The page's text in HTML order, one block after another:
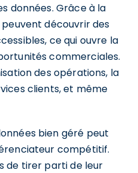
données. Grâce à la
découvrir des
ce qui ouvre la
commerciales.
des opérations, la
clients, et même
bien géré peut
compétitif.
de tirer parti de leur